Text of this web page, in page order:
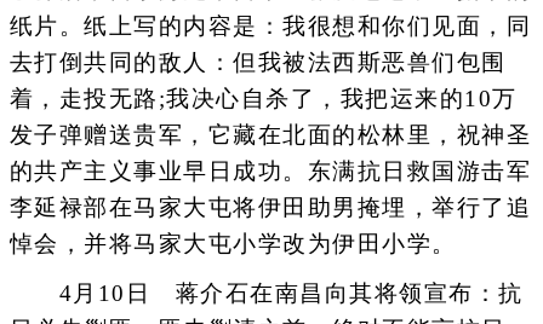
纸片。纸上写的内容是：我很想和你们见面，同
去打倒共同的敌人：但我被法西斯恶兽们包围
着，走投无路;我决心自杀了，我把运来的10万
发子弹赠送贵军，它藏在北面的松林里，祝神圣
的共产主义事业早日成功。东满抗日救国游击军
李延禄部在马家大屯将伊田助男掩埋，举行了追
悼会，并将马家大屯小学改为伊田小学。
4月10日 蒋介石在南昌向其将领宣布：抗